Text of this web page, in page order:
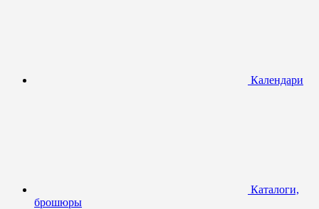
Календари
Каталоги,
брошюры